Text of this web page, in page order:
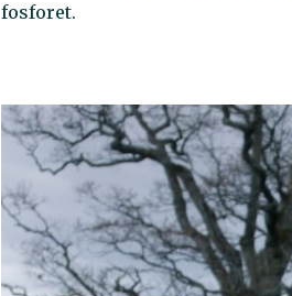
fosforet.